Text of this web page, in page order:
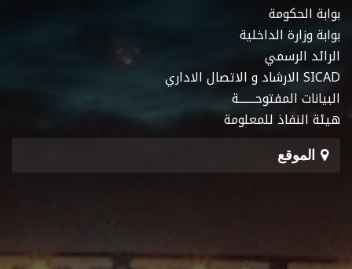
بوابة الحكومة
بوابة وزارة الداخلية
الرائد الرسمي
SICAD الارشاد و الاتصال الاداري
البيانات المفتوحـــــــة
هيئة النفاذ للمعلومة
الموقع